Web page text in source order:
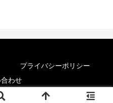
プライバシーポリシー
わせ
Lounge.